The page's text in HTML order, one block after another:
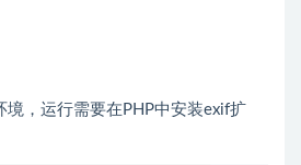
境，运行需要在PHP中安装exif扩